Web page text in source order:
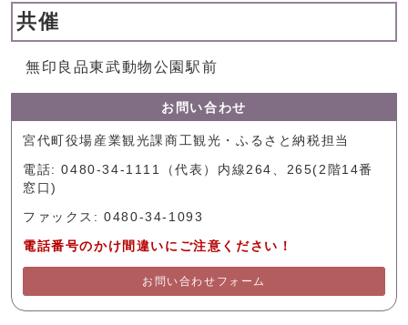
共催
無印良品東武動物公園駅前
お問い合わせ
宮代町役場産業観光課商工観光・ふるさと納税担当
電話: 0480-34-1111（代表）内線264、265(2階14番
窓口)
ファックス: 0480-34-1093
電話番号のかけ間違いにご注意ください！
お問い合わせフォーム